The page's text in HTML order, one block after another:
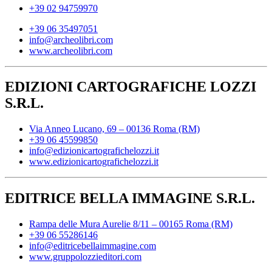
+39 02 94759970
+39 06 35497051
info@archeolibri.com
www.archeolibri.com
EDIZIONI CARTOGRAFICHE LOZZI
S.R.L.
Via Anneo Lucano, 69 – 00136 Roma (RM)
+39 06 45599850
info@edizionicartografichelozzi.it
www.edizionicartografichelozzi.it
EDITRICE BELLA IMMAGINE S.R.L.
Rampa delle Mura Aurelie 8/11 – 00165 Roma (RM)
+39 06 55286146
info@editricebellaimmagine.com
www.gruppolozzieditori.com